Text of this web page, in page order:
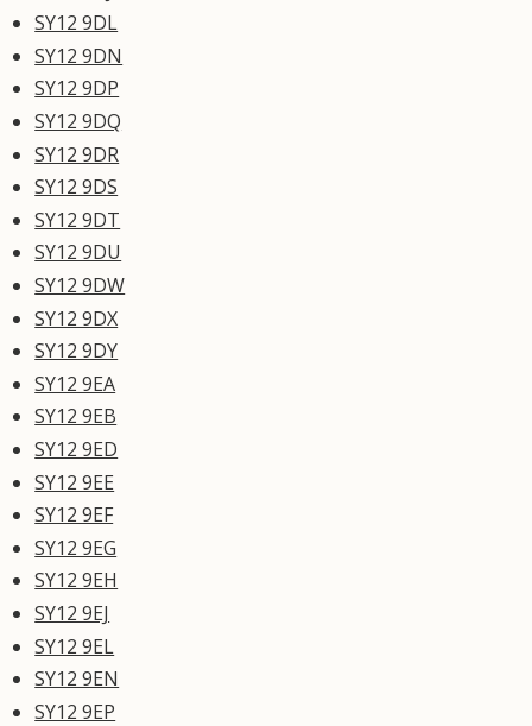
SY12 9DL
SY12 9DN
SY12 9DP
SY12 9DQ
SY12 9DR
SY12 9DS
SY12 9DT
SY12 9DU
SY12 9DW
SY12 9DX
SY12 9DY
SY12 9EA
SY12 9EB
SY12 9ED
SY12 9EE
SY12 9EF
SY12 9EG
SY12 9EH
SY12 9EJ
SY12 9EL
SY12 9EN
SY12 9EP